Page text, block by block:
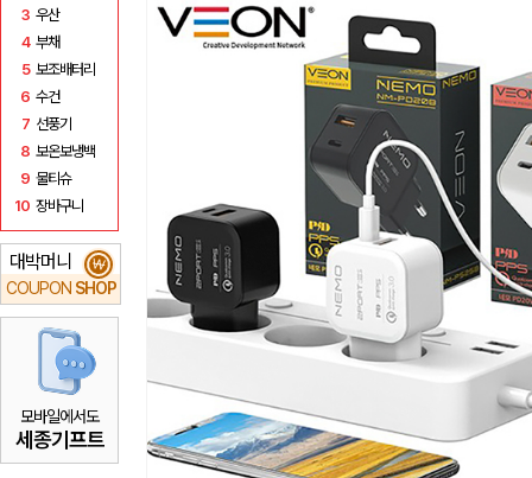
3 우산
4 부채
5 보조배터리
6 수건
7 선풍기
8 보온보냉백
9 물티슈
10 장바구니
대박머니
COUPON SHOP
₩
모바일에서도
세종기프트